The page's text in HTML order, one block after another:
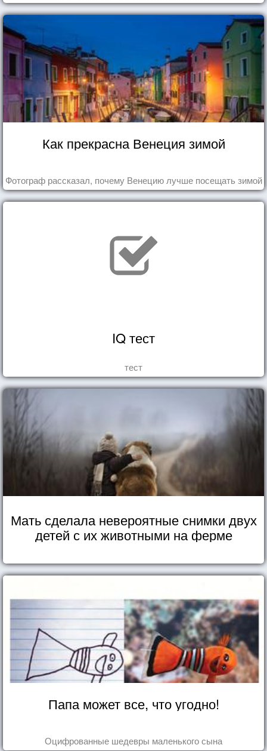
Как прекрасна Венеция зимой
Фотограф рассказал, почему Венецию лучше посещать зимой
IQ тест
тест
Мать сделала невероятные снимки двух
детей с их животными на ферме
Папа может все, что угодно!
Оцифрованные шедевры маленького сына